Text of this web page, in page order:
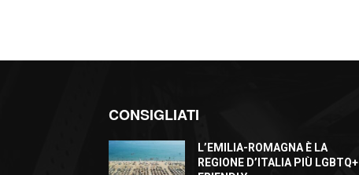
CONSIGLIATI
L’EMILIA-ROMAGNA È LA
REGIONE D’ITALIA PIÙ LGBTQ+